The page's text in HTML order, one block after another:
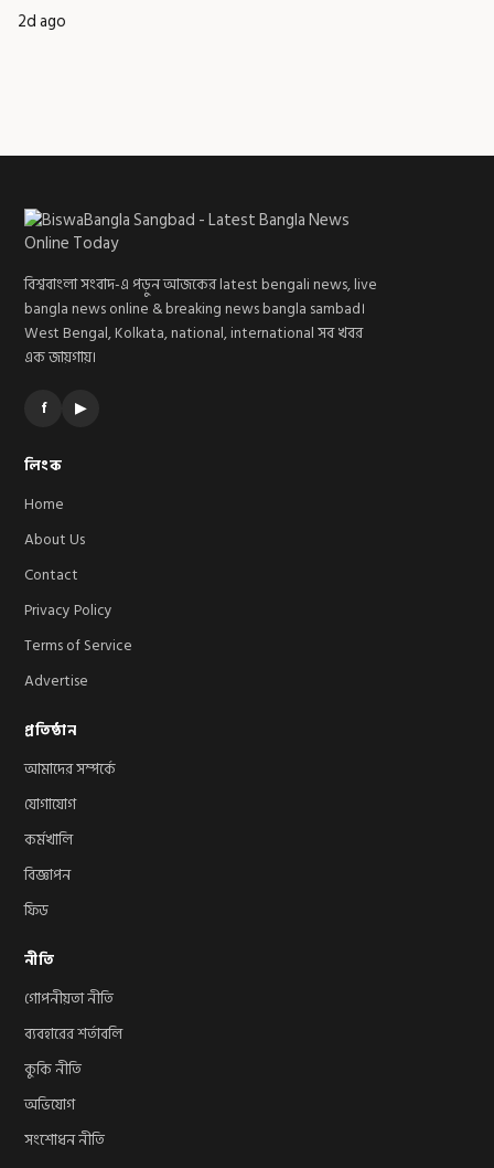
2d ago
বিশ্ববাংলা সংবাদ-এ পড়ুন আজকের latest bengali news, live
bangla news online & breaking news bangla sambad।
West Bengal, Kolkata, national, international সব খবর
এক জায়গায়।
f ▶
লিংক
Home
About Us
Contact
Privacy Policy
Terms of Service
Advertise
প্রতিষ্ঠান
আমাদের সম্পর্কে
যোগাযোগ
কর্মখালি
বিজ্ঞাপন
ফিড
নীতি
গোপনীয়তা নীতি
ব্যবহারের শর্তাবলি
কুকি নীতি
অভিযোগ
সংশোধন নীতি